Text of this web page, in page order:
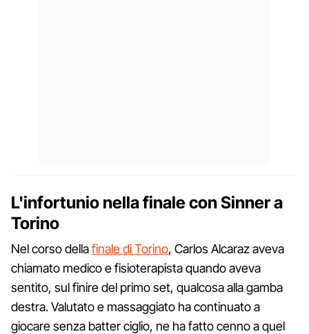
L'infortunio nella finale con Sinner a
Torino
Nel corso dellafinale di Torino, Carlos Alcaraz aveva
chiamato medico e fisioterapista quando aveva
sentito, sul finire del primo set, qualcosa alla gamba
destra. Valutato e massaggiato ha continuato a
giocare senza batter ciglio, ne ha fatto cenno a quel